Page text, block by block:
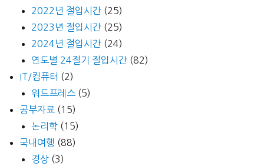
2022년 절입시간 (25)
2023년 절입시간 (25)
2024년 절입시간 (24)
연도별 24절기 절입시간 (82)
IT/컴퓨터 (2)
워드프레스 (5)
공부자료 (15)
논리학 (15)
국내여행 (88)
경상 (3)